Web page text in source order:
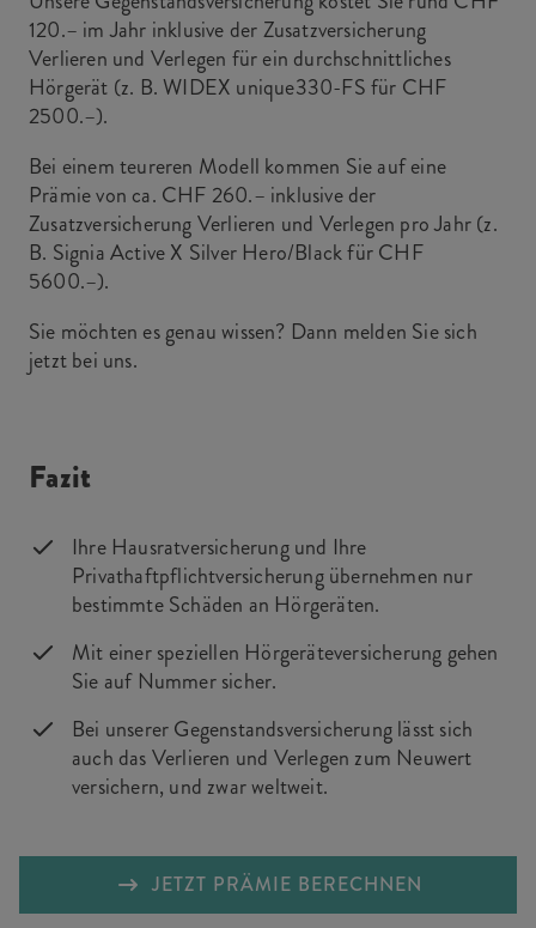
120.– im Jahr inklusive der Zusatzversicherung
Verlieren und Verlegen für ein durchschnittliches
Hörgerät (z. B. WIDEX unique330-FS für CHF
2500.–).
Bei einem teureren Modell kommen Sie auf eine
Prämie von ca. CHF 260.– inklusive der
Zusatzversicherung Verlieren und Verlegen pro Jahr (z.
B. Signia Active X Silver Hero/Black für CHF
5600.–).
Sie möchten es genau wissen? Dann melden Sie sich
jetzt bei uns.
Fazit
Ihre Hausratversicherung und Ihre
Privathaftpflichtversicherung übernehmen nur
bestimmte Schäden an Hörgeräten.
Mit einer speziellen Hörgeräteversicherung gehen
Sie auf Nummer sicher.
Bei unserer Gegenstandsversicherung lässt sich
auch das Verlieren und Verlegen zum Neuwert
versichern, und zwar weltweit.
JETZT PRÄMIE BERECHNEN